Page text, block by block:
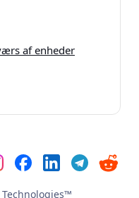
af enheder